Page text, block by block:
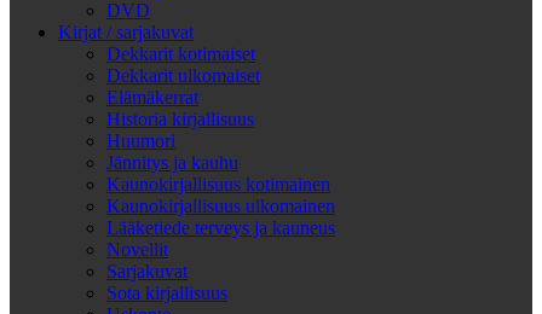
DVD
Kirjat / sarjakuvat
Dekkarit kotimaiset
Dekkarit ulkomaiset
Elämäkerrat
Historia kirjallisuus
Huumori
Jännitys ja kauhu
Kaunokirjallisuus kotimainen
Kaunokirjallisuus ulkomainen
Lääketiede terveys ja kauneus
Novellit
Sarjakuvat
Sota kirjallisuus